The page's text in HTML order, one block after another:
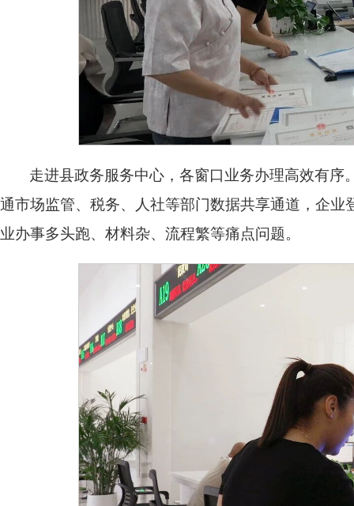
走进县政务服务中心，各窗口业务办理高效有序
通市场监管、税务、人社等部门数据共享通道，企
业办事多头跑、材料杂、流程繁等痛点问题。